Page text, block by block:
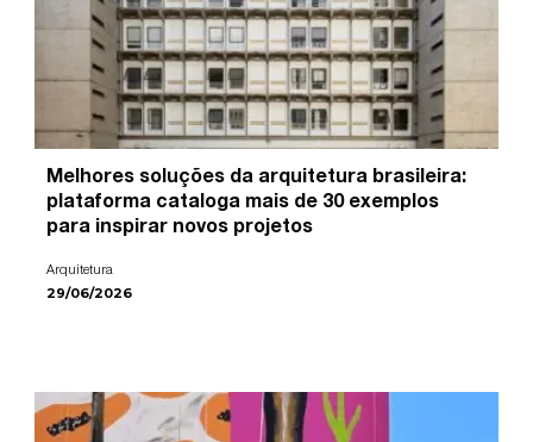
Melhores soluções da arquitetura brasileira:
plataforma cataloga mais de 30 exemplos
para inspirar novos projetos
Arquitetura
29/06/2026